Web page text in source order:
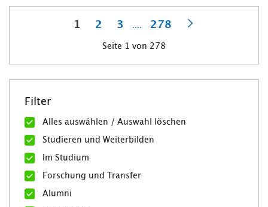
1 2 3 ....
278
Seite 1 von 278
Filter
Alles auswählen / Auswahl löschen
Studieren und Weiterbilden
Im Studium
Forschung und Transfer
Alumni